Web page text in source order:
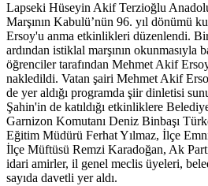
Lapseki Hüseyin Akif Terzioğlu
Marşının Kabulü’nün 96. yıl dönümü
Ersoy'u anma etkinlikleri düzenlendi.
ardından istiklal marşının okunmasıyla
öğrenciler tarafından Mehmet Akif
nakledildi. Vatan şairi Mehmet Akif
de yer aldığı programda şiir dinletisi
Şahin'in de katıldığı etkinliklere
Garnizon Komutanı Deniz Binbaşı
Eğitim Müdürü Ferhat Yılmaz, İlçe
İlçe Müftüsü Remzi Karadoğan, Ak
idari amirler, il genel meclis üyeleri,
sayıda davetli yer aldı.